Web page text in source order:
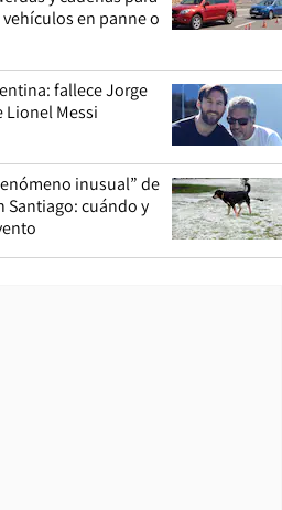
en panne o
fallece Jorge
Lionel Messi
inusual” de
Santiago: cuándo y